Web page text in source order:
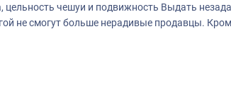
цельность чешуи и подвижность Выдать
не смогут больше нерадивые продавцы.